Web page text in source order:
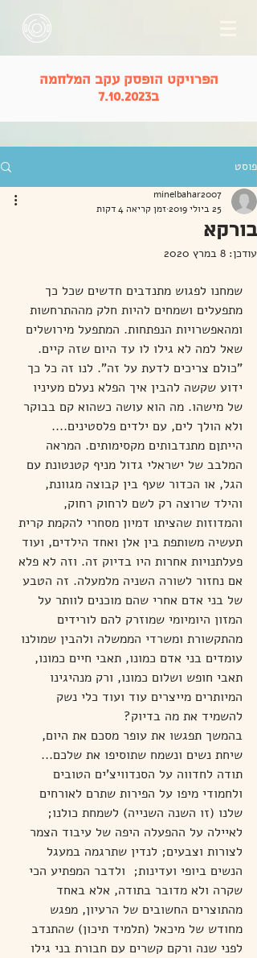
הפרויקט הופסק עקב המלחמה
ב7.10.2023
פוסט
בורקא
minelbahar2007
25 ביולי 2019
זמן קריאה 4 דקות
עודכן: 8 במרץ 2020
שמחנו לפגוש מתנדבים חדשים שכל כך
מתפעלים ושמחים להיות חלק מההתרחשות
ומהאפשרויות הנפתחות. המתפעל מירושלים
שאל למה לא גילו לו עד היום שזה קיים.
"כולם צריכים לדעת על זה". לנו זה כל כך
ידוע שקשה להבין איך הפלא נעלם מעיניו
של מישהו. מה הוא עושה כשהוא קם בבוקר
ולא הולך לים, עם ילדים פלסטינים....
הייתןם מתנדבותים מקסימותים. המראה
המלבב של ישראלי גדול מניף קטנטונת עם
הגל, או הכדור שעף בין קבוצה מגוונת,
והילד שרוצה רק לשם לרחוק רחוק,
והמדוזות שהציתו דמיון מסחרי להקמת קרית
תעשיה משותפת בין אלן ואחד הילדים, ועוד
פעלתנויות אחרות היו בדיוק זה. וזה לא פלא
אם נחזור לשורה השניה מלמעלה. זה הטבע
של בני אדם אחרי שהם מוכנים לוותר על
המזון היומיומי שמוזרק להם לורידים
מהתקשורת ומשרדי הממשלה ולהבין שמולנו
עומדים בני אדם כמונו, תאבי חיים כמונו,
תאבי חופש ושלום כמונו, ורק מנהיגינו
המיותרים מייצרים עוד ועוד כלי נשק
להשמיד את מה בדיוק?
בהמשך תפגשו את עופר מסכם את היום,
שיחת נשים ונשמח שתוסיפו את שלכם...
תודה לחדווה על הסנדוויצ'ים הטובים
ולחמודי מיפו על הפירות שתרם לאורחים
שלנו (זו השנה השנייה) לשמחת כולנו;
לאיילה על ההפעלה היפה של עיבוד הצמר
לצורות וצבעים; לנדין שתרגמה במעגל
הנשים ביופי ועדינות;  ולדבר המפתיע הכי
שקרה ולא מדובר בתודה, אלא באחד
מהתוצרים החשובים של הרעיון, מפגש
מחודש של מיכאל (תלמיד תיכון) שהתנדב
לפני שנה ורקם קשרים עם חבורת בני גילו